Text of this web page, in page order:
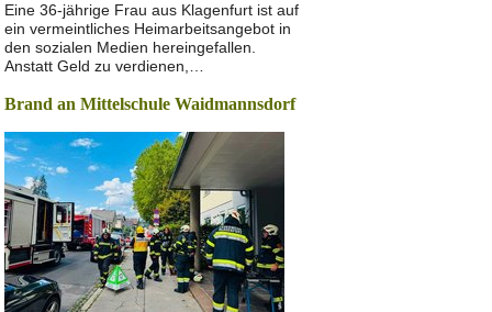
Eine 36-jährige Frau aus Klagenfurt ist auf
ein vermeintliches Heimarbeitsangebot in
den sozialen Medien hereingefallen.
Anstatt Geld zu verdienen,…
Brand an Mittelschule Waidmannsdorf